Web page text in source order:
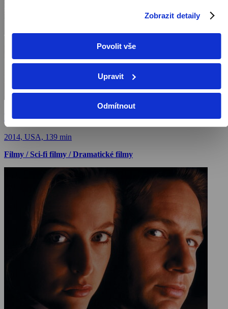
Zobrazit detaily
Povolit vše
Upravit
Odmítnout
Divergence
2014, USA, 139 min
Filmy / Sci-fi filmy / Dramatické filmy